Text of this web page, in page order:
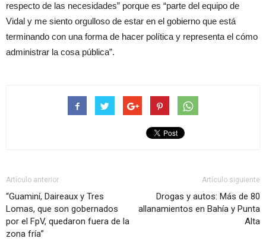
respecto de las necesidades” porque es “parte del equipo de
Vidal y me siento orgulloso de estar en el gobierno que está
terminando con una forma de hacer política y representa el cómo
administrar la cosa pública”.
Artículo anterior
“Guaminí, Daireaux y Tres
Lomas, que son gobernados
por el FpV, quedaron fuera de la
zona fría”
Artículo siguiente
Drogas y autos: Más de 80
allanamientos en Bahía y Punta
Alta